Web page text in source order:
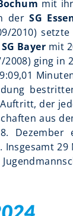
mit
derSG
2010)
SG Bayer mit
2008) ging in
der
aus